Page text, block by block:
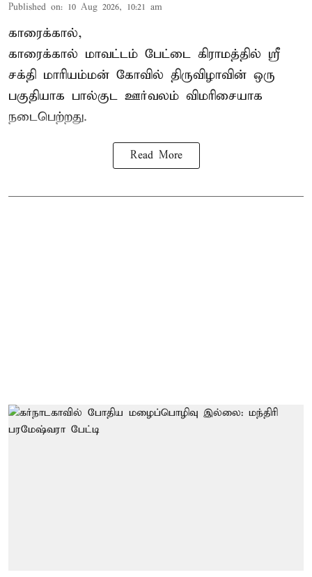
Published on: 10 Aug 2026, 10:21 am
காரைக்கால்,
காரைக்கால் மாவட்டம் பேட்டை கிராமத்தில் ஸ்ரீ
சக்தி மாரியம்மன் கோவில் திருவிழாவின் ஒரு
பகுதியாக பால்குட ஊர்வலம் விமரிசையாக
நடைபெற்றது.
Read More